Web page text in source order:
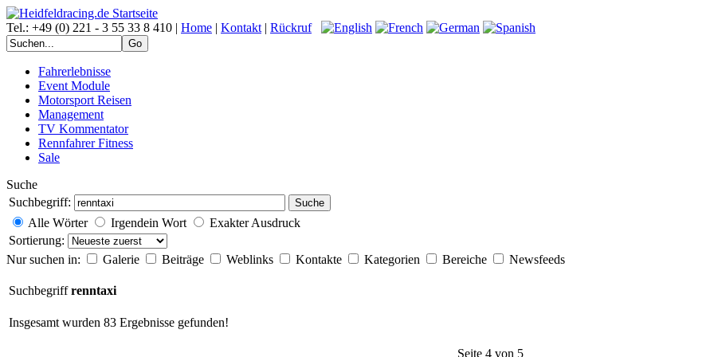
Tel.: +49 (0) 221 - 3 55 33 8 410 | Home | Kontakt | Rückruf
Fahrerlebnisse
Event Module
Motorsport Reisen
Management
TV Kommentator
Rennfahrer Fitness
Sale
Suche
Suchbegriff:
Suche
Alle Wörter Irgendein Wort
Exakter Ausdruck
Sortierung:
Nur suchen in:
Galerie Beiträge Weblinks Kontakte Kategorien Bereiche Newsfeeds
Suchbegriffrenntaxi
Insgesamt wurden 83 Ergebnisse gefunden!
Seite 4 von 5